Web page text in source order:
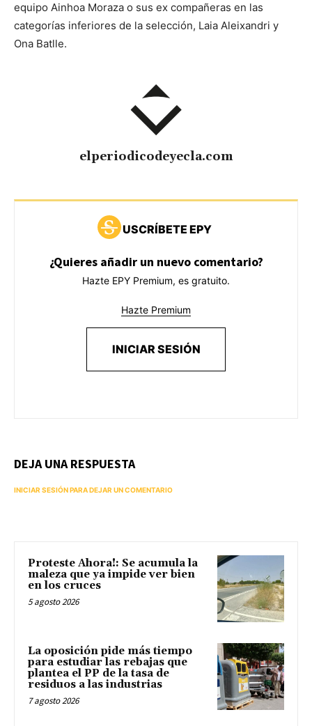
equipo Ainhoa Moraza o sus ex compañeras en las
categorías inferiores de la selección, Laia Aleixandri y
Ona Batlle.
elperiodicodeyecla.com
USCRÍBETE EPY
¿Quieres añadir un nuevo comentario?
Hazte EPY Premium, es gratuito.
Hazte Premium
INICIAR SESIÓN
DEJA UNA RESPUESTA
INICIAR SESIÓN PARA DEJAR UN COMENTARIO
Proteste Ahora!: Se acumula la
maleza que ya impide ver bien
en los cruces
5 agosto 2026
La oposición pide más tiempo
para estudiar las rebajas que
plantea el PP de la tasa de
residuos a las industrias
7 agosto 2026